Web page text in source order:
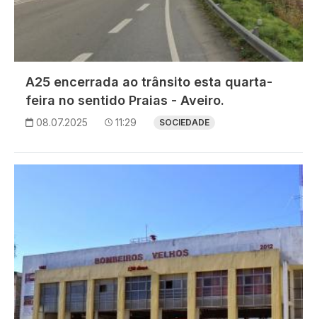
A25 encerrada ao trânsito esta quarta-
feira no sentido Praias - Aveiro.
08.07.2025 11:29 SOCIEDADE